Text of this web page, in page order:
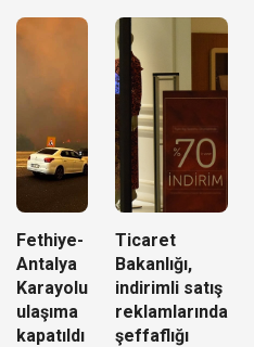
Fethiye-
Antalya
Karayolu
ulaşıma
kapatıldı
Ticaret
Bakanlığı,
indirimli satış
reklamlarında
şeffaflığı